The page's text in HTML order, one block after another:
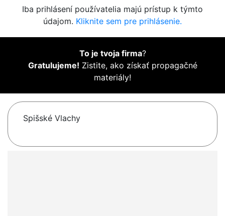
Iba prihlásení používatelia majú prístup k týmto
údajom. Kliknite sem pre prihlásenie.
To je tvoja firma?
Gratulujeme! Zistite, ako získať propagačné
materiály!
Spišské Vlachy